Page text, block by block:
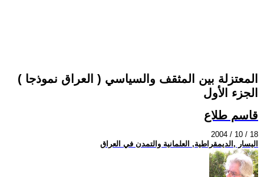
المعتزلة بين المثقف والسياسي ( العراق نموذجا )
الجزء الأول
قاسم طلاع
2004 / 10 / 18
اليسار ,الديمقراطية, العلمانية والتمدن في العراق